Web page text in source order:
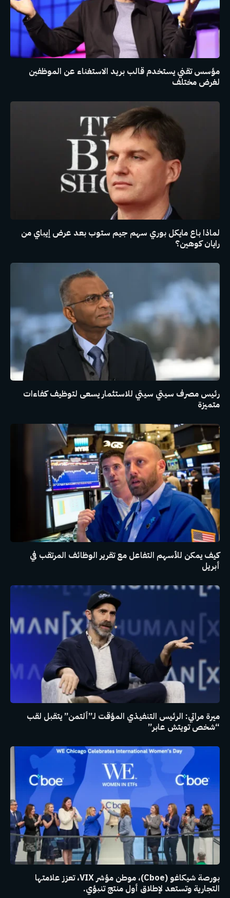
مؤسس تقني يستخدم قالب بريد الاستغناء عن الموظفين
لغرض مختلف
لماذا باع مايكل بوري سهم جيم ستوب بعد عرض إيباي من
رايان كوهين؟
رئيس مصرف سيتي سيتي للاستثمار يسعى لتوظيف كفاءات
متميزة
كيف يمكن للأسهم التفاعل مع تقرير الوظائف المرتقب في
أبريل
ميرة مراتي: الرئيس التنفيذي المؤقت لـ”ألتمن” يتقبل لقب
“شخص تويتش عابر”
بورصة شيكاغو (Cboe)، موطن مؤشر VIX، تعزز علامتها
التجارية وتستعد لإطلاق أول منتج تنبؤي.